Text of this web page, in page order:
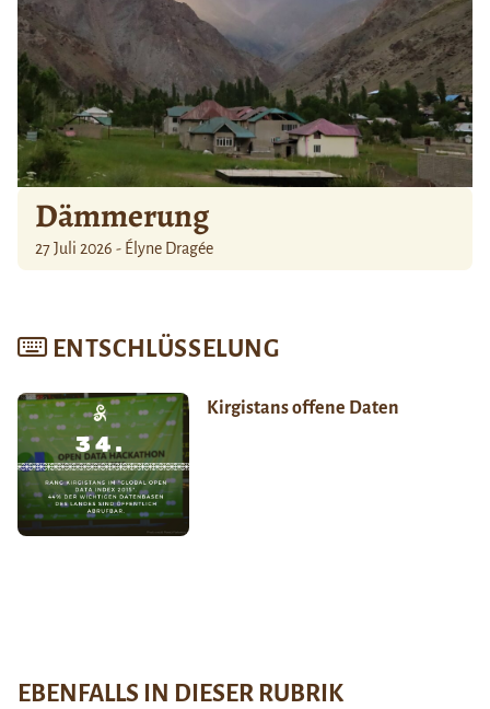
Dämmerung
27 Juli 2026 - Élyne Dragée
ENTSCHLÜSSELUNG
Kirgistans offene Daten
EBENFALLS IN DIESER RUBRIK